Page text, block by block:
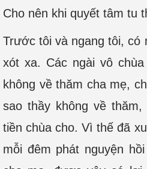
Cho nên khi quyết tâm tu
Trước tôi và ngang tôi, có
xót xa. Các ngài vô
không về thăm cha mẹ,
sao thầy không về
tiền chùa cho. Vì thế đã
mỗi đêm phát nguyện